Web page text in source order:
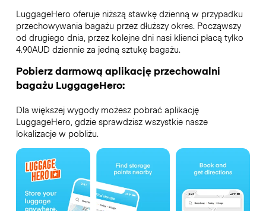
LuggageHero oferuje niższą stawkę dzienną w przypadku
przechowywania bagażu przez dłuższy okres. Począwszy
od drugiego dnia, przez kolejne dni nasi klienci płacą tylko
4.90AUD dziennie za jedną sztukę bagażu.
Pobierz darmową aplikację przechowalni
bagażu LuggageHero:
Dla większej wygody możesz pobrać aplikację
LuggageHero, gdzie sprawdzisz wszystkie nasze
lokalizacje w pobliżu.